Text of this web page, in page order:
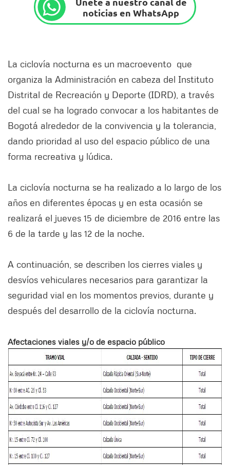
noticias en WhatsApp
La ciclovía nocturna es un macroevento que
organiza la Administración en cabeza del Instituto
Distrital de Recreación y Deporte (IDRD), a través
del cual se ha logrado convocar a los habitantes de
Bogotá alrededor de la convivencia y la tolerancia,
dando prioridad al uso del espacio público de una
forma recreativa y lúdica.
La ciclovía nocturna se ha realizado a lo largo de los
años en diferentes épocas y en esta ocasión se
realizará el jueves 15 de diciembre de 2016 entre las
6 de la tarde y las 12 de la noche.
A continuación, se describen los cierres viales y
desvíos vehiculares necesarios para garantizar la
seguridad vial en los momentos previos, durante y
después del desarrollo de la ciclovía nocturna.
Afectaciones viales y/o de espacio público